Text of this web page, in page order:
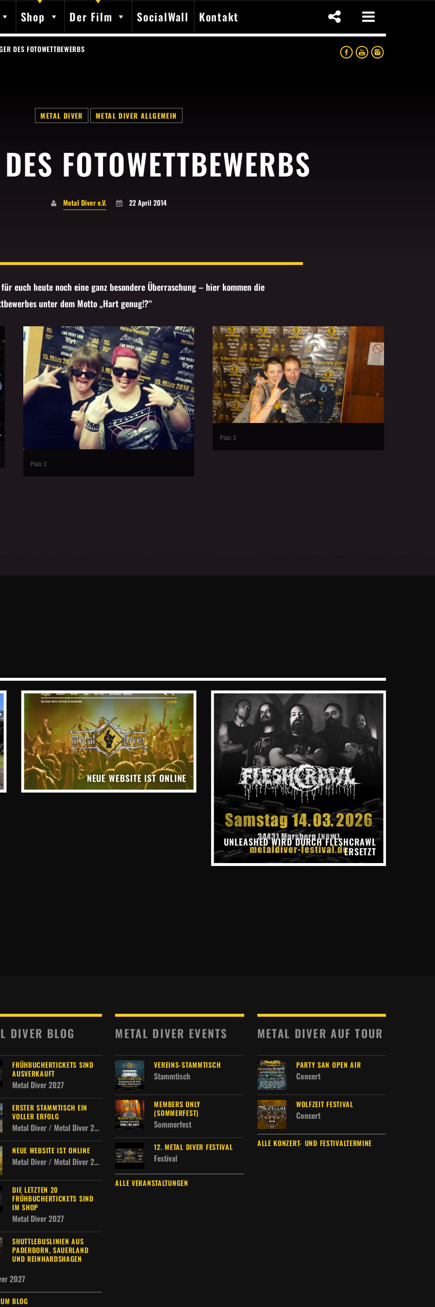
Shop Der Film SocialWall Kontakt
SHARE THIS PAGE ON:
Twitter Facebook Pinterest Whatsapp
DES FOTOWETTBEWERBS
METAL DIVER METAL DIVER ALLGEMEIN
FOTOWETTBEWERBS
Metal Diver e.V. 22 April 2014
euch heute noch eine ganz besondere Überraschung – hier kommen die
unter dem Motto „Hart genug!?“
Platz 2
NEUE WEBSITE IST ONLINE
UNLEASHED WIRD DURCH FLESHCRAWL
ERSETZT
DIVER BLOG
FRÜHBUCHERTICKETS SIND
AUSVERKAUFT
Metal Diver 2027
ERSTER STAMMTISCH EIN
VOLLER ERFOLG
Metal Diver / Metal Diver 2027 / Metal Diver Allgemein
NEUE WEBSITE IST ONLINE
Metal Diver / Metal Diver 2027
DIE LETZTEN 20
FRÜHBUCHERTICKETS SIND
IM SHOP
Metal Diver 2027
SHUTTLEBUSLINIEN AUS
PADERBORN, SAUERLAND
UND REINHARDSHAGEN
2027
BLOG
METAL DIVER EVENTS
VEREINS-STAMMTISCH
Stammtisch
MEMBERS ONLY
(SOMMERFEST)
Sommerfest
12. METAL DIVER FESTIVAL
Festival
ALLE VERANSTALTUNGEN
METAL DIVER AUF TOUR
PARTY SAN OPEN AIR
Concert
WOLFZEIT FESTIVAL
Concert
ALLE KONZERT- UND FESTIVALTERMINE